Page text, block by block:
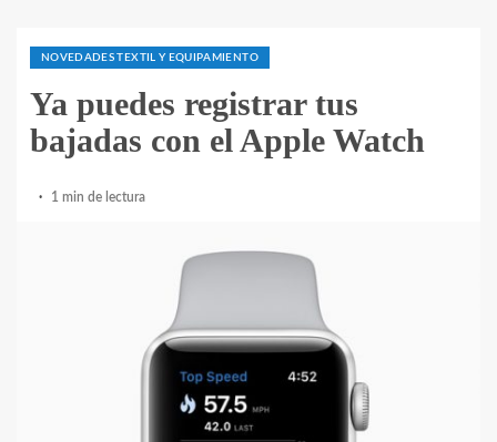
NOVEDADES TEXTIL Y EQUIPAMIENTO
Ya puedes registrar tus
bajadas con el Apple Watch
1 min de lectura